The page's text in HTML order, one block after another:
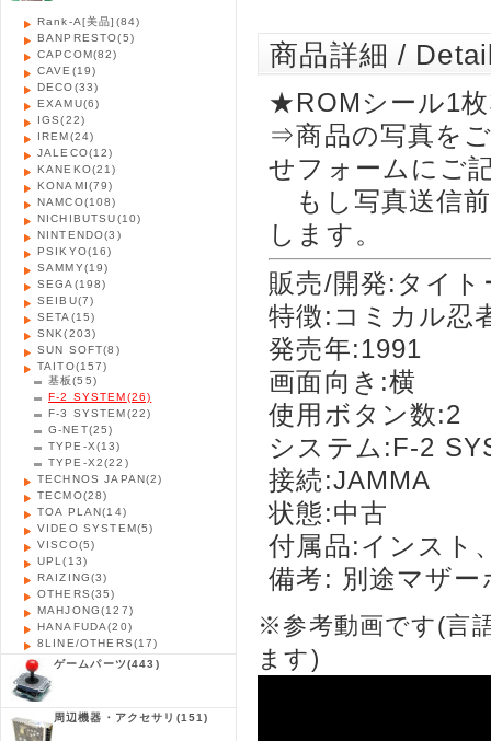
Rank-A[美品] (84)
BANPRESTO(5)
CAPCOM(82)
CAVE (19)
DECO(33)
EXAMU(6)
IGS(22)
IREM(24)
JALECO(12)
KANEKO(21)
KONAMI(79)
NAMCO(108)
NICHIBUTSU(10)
NINTENDO(3)
PSIKYO(16)
SAMMY(19)
SEGA (198)
SEIBU(7)
SETA (15)
SNK(203)
SUN SOFT(8)
TAITO(157)
基板(55)
F-2 SYSTEM(26)
F-3 SYSTEM(22)
G-NET(25)
TYPE-X(13)
TYPE-X2(22)
TECHNOS JAPAN(2)
TECMO(28)
TOA PLAN(14)
VIDEO SYSTEM(5)
VISCO(5)
UPL(13)
RAIZING(3)
OTHERS(35)
MAHJONG(127)
HANAFUDA(20)
8LINE/OTHERS(17)
ゲームパーツ(443)
周辺機器・アクセサリ (151)
商品詳細 /
★ROMシール1
⇒商品の写真を
せフォームにご
もし写真送信
します。
販売/開発:タイト
特徴:コミカル忍
発売年:1991
画面向き:横
使用ボタン数:2
システム:F-2
接続:JAMMA
状態:中古
付属品:インスト
備考: 別途マザ
※参考動画です(言
ます)